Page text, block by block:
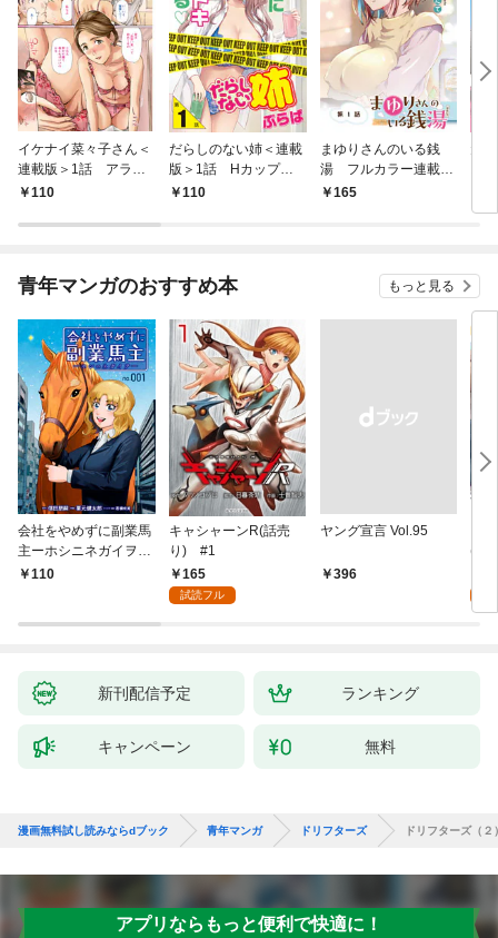
イケナイ菜々子さん＜
連載版＞1話 アラフ
ォー女神と初体験
110
だらしのない姉＜連載
版＞1話 Hカップの
姉110
まゆりさんのいる銭
湯 フルカラー連載
版 第１話 癒しの谷
165
元
ノ
青年マンガのおすすめ本 もっと見る
会社をやめずに副業馬
主ーホシニネガイヲ
ー 1
110
キャシャーンR(話売
り) #1
165
試読フル
ヤング宣言 Vol.95
￥396
(話
新刊配信予定 ランキング
キャンペーン 無料
漫画無料試し読みならdブック 青年マンガ ドリフターズ ドリフターズ（２
アプリならもっと便利で快適に！